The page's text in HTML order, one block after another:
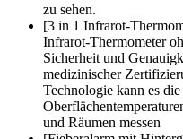
zu sehen.
[3 in 1 Infrarot-
Infrarot-Thermometer
Sicherheit und
medizinischer
Technologie kann es
und Räumen messen